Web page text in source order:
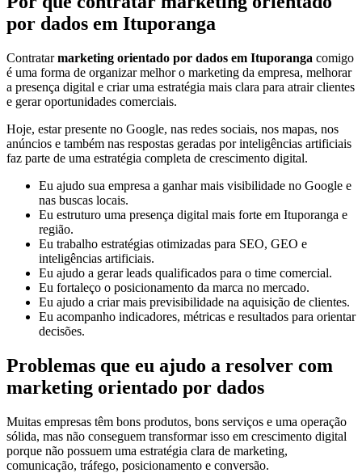
por dados em Ituporanga
Contratarmarketing orientado por dados em Ituporanga comigo
é uma forma de organizar melhor o marketing da empresa, melhorar
a presença digital e criar uma estratégia mais clara para atrair clientes
e gerar oportunidades comerciais.
Hoje, estar presente no Google, nas redes sociais, nos mapas, nos
anúncios e também nas respostas geradas por inteligências artificiais
faz parte de uma estratégia completa de crescimento digital.
Eu ajudo sua empresa a ganhar mais visibilidade no Google e
nas buscas locais.
Eu estruturo uma presença digital mais forte em Ituporanga e
região.
Eu trabalho estratégias otimizadas para SEO, GEO e
inteligências artificiais.
Eu ajudo a gerar leads qualificados para o time comercial.
Eu fortaleço o posicionamento da marca no mercado.
Eu ajudo a criar mais previsibilidade na aquisição de clientes.
Eu acompanho indicadores, métricas e resultados para orientar
decisões.
Problemas que eu ajudo a resolver com
marketing orientado por dados
Muitas empresas têm bons produtos, bons serviços e uma operação
sólida, mas não conseguem transformar isso em crescimento digital
porque não possuem uma estratégia clara de marketing,
comunicação, tráfego, posicionamento e conversão.